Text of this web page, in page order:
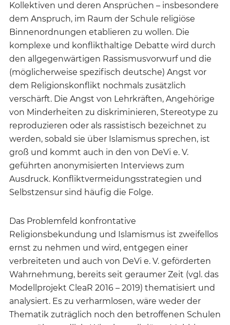
Kollektiven und deren Ansprüchen – insbesondere
dem Anspruch, im Raum der Schule religiöse
Binnenordnungen etablieren zu wollen. Die
komplexe und konflikthaltige Debatte wird durch
den allgegenwärtigen Rassismusvorwurf und die
(möglicherweise spezifisch deutsche) Angst vor
dem Religionskonflikt nochmals zusätzlich
verschärft. Die Angst von Lehrkräften, Angehörige
von Minderheiten zu diskriminieren, Stereotype zu
reproduzieren oder als rassistisch bezeichnet zu
werden, sobald sie über Islamismus sprechen, ist
groß und kommt auch in den von DeVi e. V.
geführten anonymisierten Interviews zum
Ausdruck. Konfliktvermeidungsstrategien und
Selbstzensur sind häufig die Folge.
Das Problemfeld konfrontative
Religionsbekundung und Islamismus ist zweifellos
ernst zu nehmen und wird, entgegen einer
verbreiteten und auch von DeVi e. V. geförderten
Wahrnehmung, bereits seit geraumer Zeit (vgl. das
Modellprojekt CleaR 2016 – 2019) thematisiert und
analysiert. Es zu verharmlosen, wäre weder der
Thematik zuträglich noch den betroffenen Schulen